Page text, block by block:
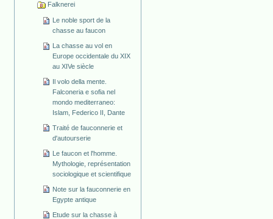
Falknerei
Le noble sport de la
chasse au faucon
La chasse au vol en
Europe occidentale du XIX
au XIVe siècle
Il volo della mente.
Falconeria e sofia nel
mondo mediterraneo:
Islam, Federico II, Dante
Traité de fauconnerie et
d'autourserie
Le faucon et l'homme.
Mythologie, représentation
sociologique et scientifique
Note sur la fauconnerie en
Egypte antique
Etude sur la chasse à